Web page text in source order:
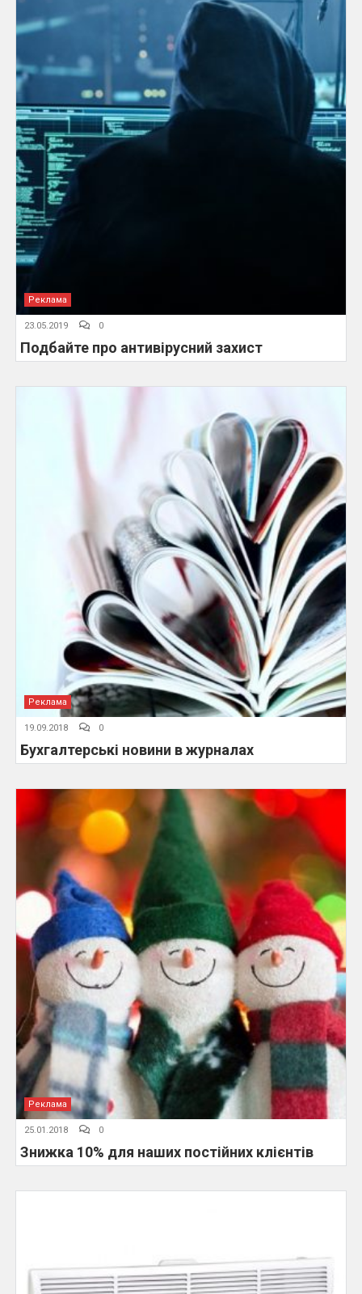
Реклама
23.05.2019 0
Подбайте про антивірусний захист
Реклама
19.09.2018 0
Бухгалтерські новини в журналах
Реклама
25.01.2018 0
Знижка 10% для наших постійних клієнтів